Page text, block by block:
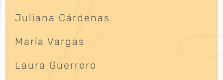
Juliana Cárdenas
María Vargas
Laura Guerrero